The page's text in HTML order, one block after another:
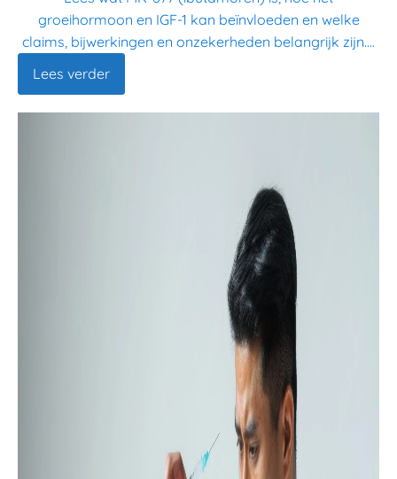
groeihormoon en IGF-1 kan beïnvloeden en welke
claims, bijwerkingen en onzekerheden belangrijk zijn....
Lees verder